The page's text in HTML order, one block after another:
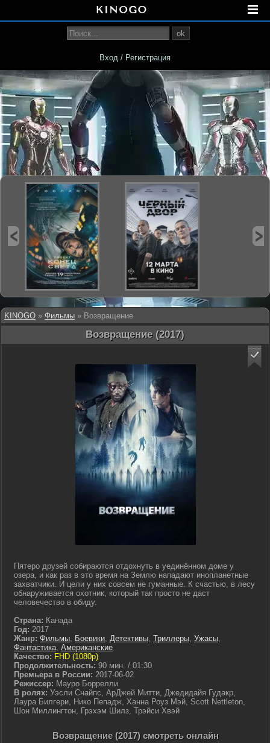
KINOGO » Фильмы » Возвращение
Возвращение (2017)
Пятеро друзей собираются отдохнуть в уединённом доме у
озера, и как раз в это время на Землю нападают инопланетные
захватчики. И цели у них совсем не гуманные. К счастью, в лесу
обнаруживается охотник, который так просто не даст
человечество в обиду.
Страна: Канада
Год: 2017
Жанр: Фильмы, Боевики, Детективы, Триллеры, Ужасы,
Фантастика, Американские
Качество: FHD (1080p)
Продолжительность: 90 мин. / 01:30
Премьера в России: 2017-06-02
Режиссер: Мауро Боррелли
В ролях: Уэсли Снайпс, АрДжей Митти, Джедидайя Гудакр,
Лаура Билгери, Нико Пепадж, Ханна Роуз Мэй, Scott Nettleton,
Шон Миллингтон, Грэхэм Шилз, Трэйси Хвэй
Возвращение (2017) смотреть онлайн
ok
Вход / Регистрация